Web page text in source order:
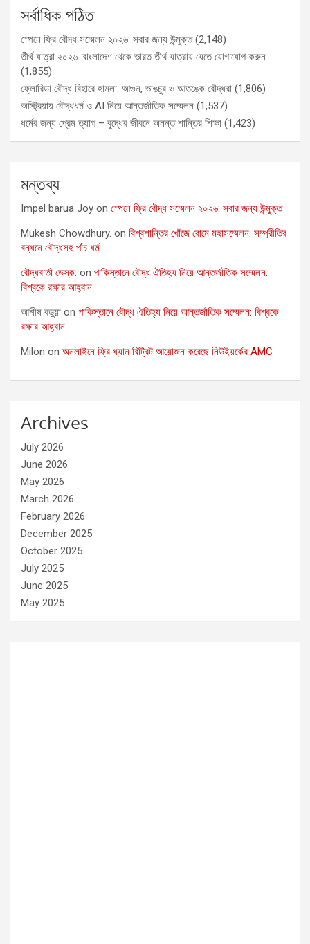
সর্বাধিক পঠিত
স্পেনে ফ্রি বৌদ্ধ সম্মেলন ২০২৬: সবার জন্য উন্মুক্ত (2,148)
তীর্থ যাত্রা ২০২৬: বাংলাদেশ থেকে ভারত তীর্থ যাত্রায় যেতে যোগাযোগ করুন
(1,855)
ফ্লোরিডা বৌদ্ধ বিহারে হামলা: আগুন, ভাঙচুর ও আতঙ্কে বৌদ্ধরা (1,806)
অস্ট্রিয়ায় বৌদ্ধধর্ম ও AI নিয়ে আন্তর্জাতিক সম্মেলন (1,537)
ধর্মের জন্য প্রেম ত্যাগ – বুদ্ধের জীবনে অনন্ত শান্তির শিক্ষা (1,423)
মন্তব্য
Impel barua Joy on স্পেনে ফ্রি বৌদ্ধ সম্মেলন ২০২৬: সবার জন্য উন্মুক্ত
Mukesh Chowdhury. on বিশ্বশান্তির খোঁজে রোমে মহাসম্মেলন: সম্প্রীতির
বন্ধনে বৌদ্ধসহ পাঁচ ধর্ম
বৌদ্ধবার্তা ডেস্ক: on পাকিস্তানে বৌদ্ধ ঐতিহ্য নিয়ে আন্তর্জাতিক সম্মেলন:
বিশ্বকে রক্ষার আহ্বান
আশীষ বড়ুয়া on পাকিস্তানে বৌদ্ধ ঐতিহ্য নিয়ে আন্তর্জাতিক সম্মেলন: বিশ্বকে
রক্ষার আহ্বান
Milon on অনলাইনে ফ্রি ধ্যান রিট্রিট আয়োজন করেছে নিউইয়র্কের AMC
Archives
July 2026
June 2026
May 2026
March 2026
February 2026
December 2025
October 2025
July 2025
June 2025
May 2025